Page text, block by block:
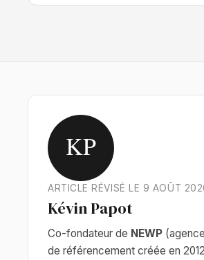
KP
ARTICLE RÉVISÉ LE 9 AOÛT
Kévin Papot
Co-fondateur de NEWP
de référencement créée en